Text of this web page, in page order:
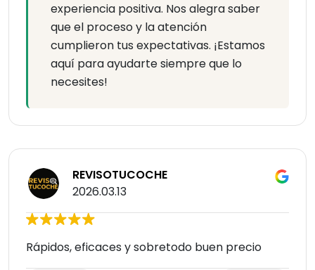
experiencia positiva. Nos alegra saber
que el proceso y la atención
cumplieron tus expectativas. ¡Estamos
aquí para ayudarte siempre que lo
necesites!
REVISOTUCOCHE
2026.03.13
Rápidos, eficaces y sobretodo buen precio